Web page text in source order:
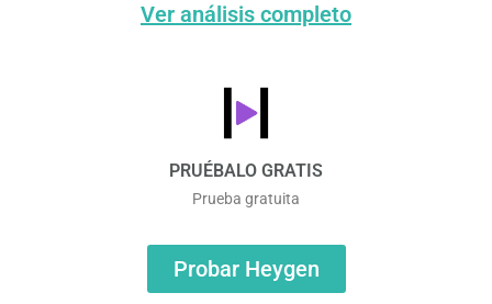
Ver análisis completo
PRUÉBALO GRATIS
Prueba gratuita
Probar Heygen